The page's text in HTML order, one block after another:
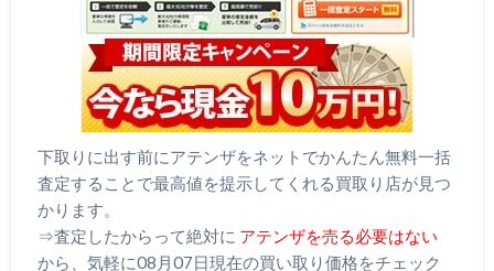
下取りに出す前にアテンザをネットでかんたん無料一括
査定することで最高値を提示してくれる買取り店が見つ
かります。
⇒査定したからって絶対に アテンザを売る必要はない
から、気軽に08月07日現在の買い取り価格をチェック